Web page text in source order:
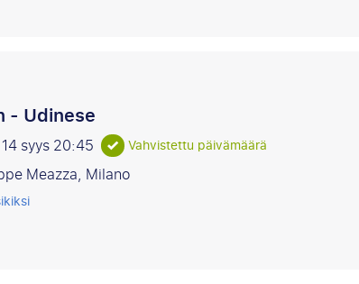
- Udinese
syys20:45 Vahvistettu päivämäärä
Meazza, Milano